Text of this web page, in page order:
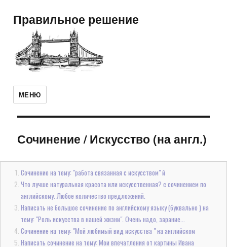
Правильное решение
МЕНЮ
Сочинение/Искусство (на англ.)
Сочинение на тему: "работа связанная с искусством" й
Что лучше натуральная красота или искусственная? с сочинением по
английскому. Любое количество предложений.
Написать не большое сочинение по английскому языку (буквально ) на
тему: "Роль искусства в нашей жизни". Очень надо, зарание...
Сочинение на тему: "Мой любимый вид искусства " на английском
Написать сочинение на тему: Мои впечатления от картины Ивана